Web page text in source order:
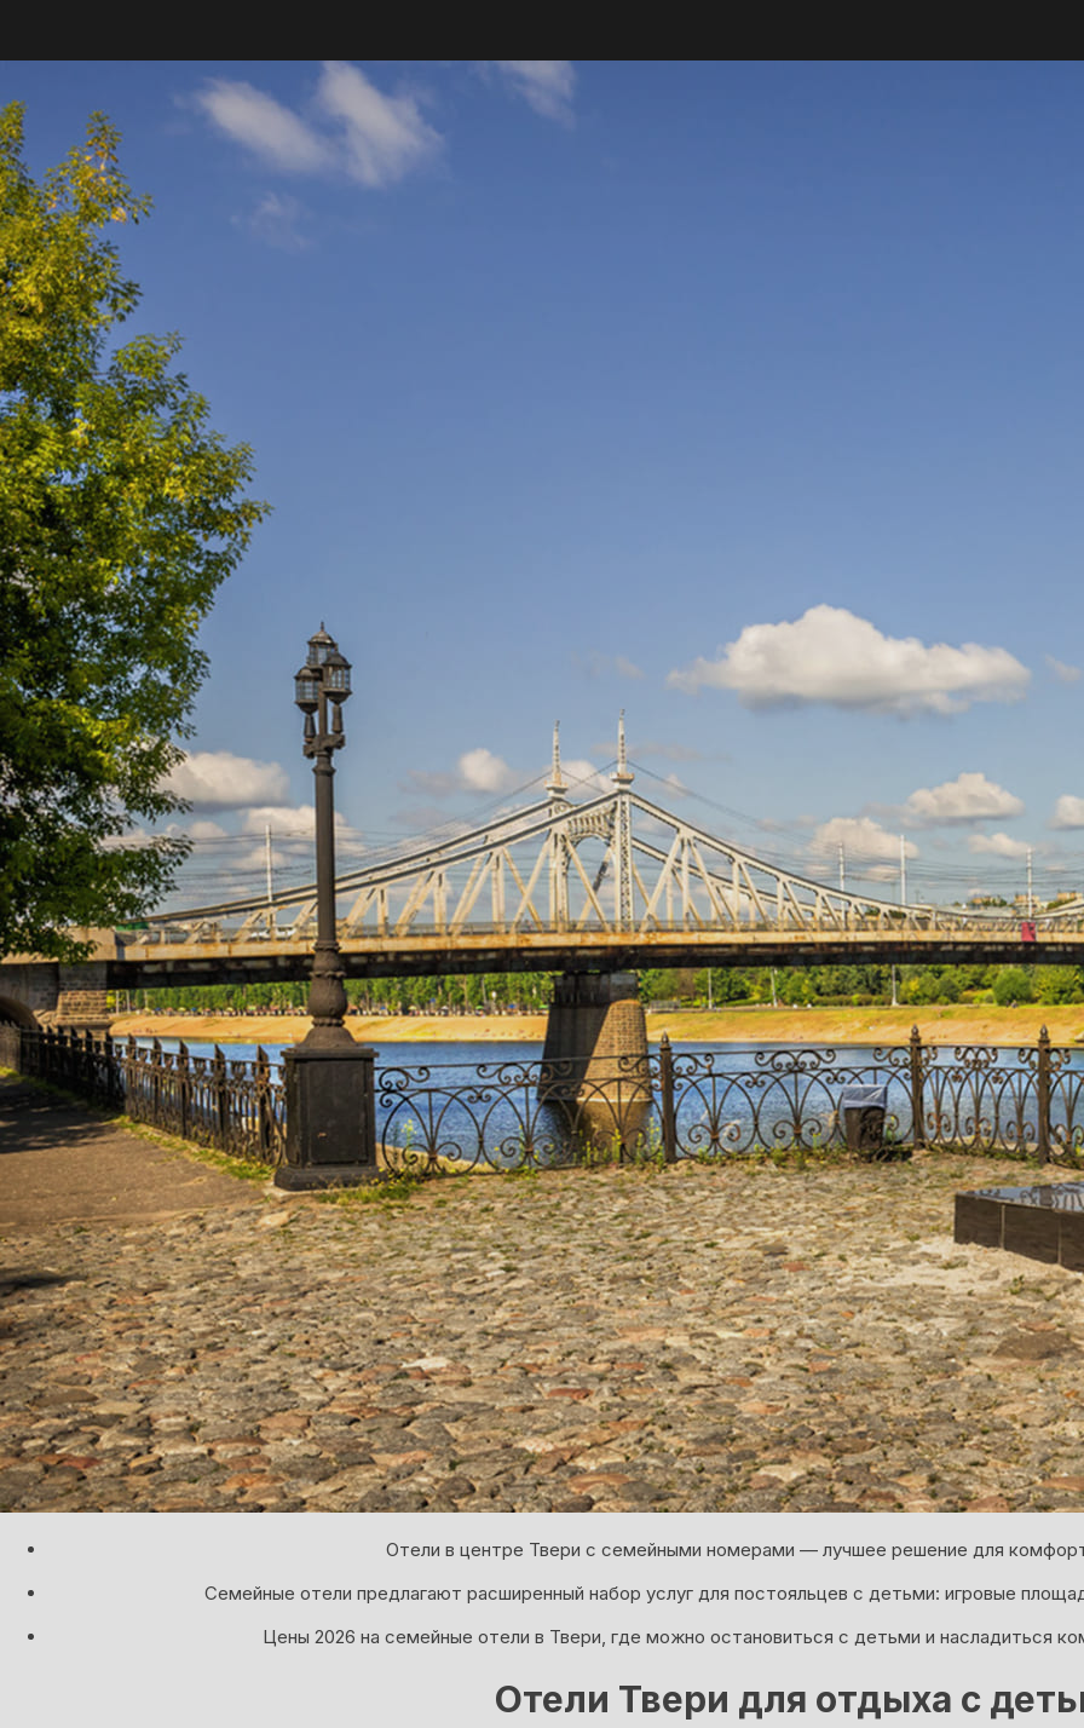
Отели в центре Твери с семейными номерами — лучшее решение для
Семейные отели предлагают расширенный набор услуг для постояльцев с детьми: игровые
Цены 2026 на семейные отели в Твери, где можно остановиться с детьми и насладиться
Отели Твери для отдыха с